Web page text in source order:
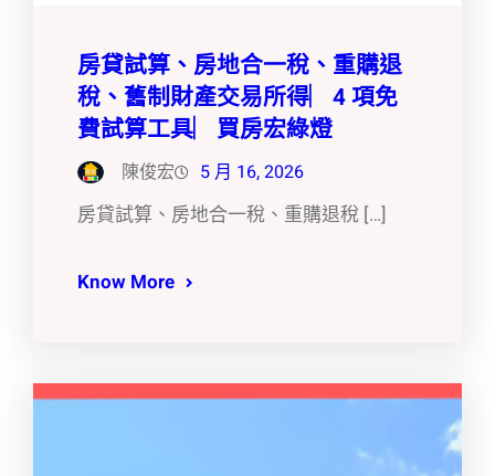
房貸試算、房地合一稅、重購退
稅、舊制財產交易所得︳4 項免
費試算工具︳買房宏綠燈
陳俊宏 5 月 16, 2026
房貸試算、房地合一稅、重購退稅 […]
Know More